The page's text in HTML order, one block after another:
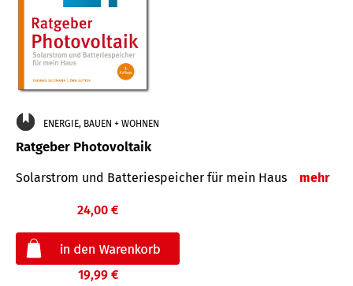
ENERGIE, BAUEN + WOHNEN
Ratgeber Photovoltaik
Solarstrom und Batteriespeicher für mein Haus mehr
24,00 €
19,99 €